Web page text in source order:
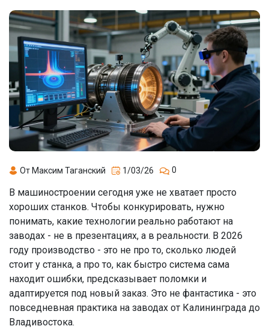
От Максим Таганский 1/03/26 0
В машиностроении сегодня уже не хватает просто
хороших станков. Чтобы конкурировать, нужно
понимать, какие технологии реально работают на
заводах - не в презентациях, а в реальности. В 2026
году производство - это не про то, сколько людей
стоит у станка, а про то, как быстро система сама
находит ошибки, предсказывает поломки и
адаптируется под новый заказ. Это не фантастика - это
повседневная практика на заводах от Калининграда до
Владивостока.